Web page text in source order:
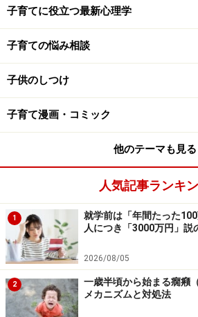
る。
アサーティブとは「自己主張」や
とするというイメージがあるかもし
「勇気を出して一歩前に出て、自
誘いを断りたいけど……「
たへ
この記事のタイトルが目にとまった
人が多いかもしれませんね。日本人
多く、また男性より女性に「非主
ています。誘いを断ることができず
する。これは、相手の気持ちを優先
子育てに役立つ最新心理学
子育ての悩み相談
子供のしつけ
子育て漫画・コミック
他のテーマも見る
人気記事ランキ
1
就学前は「年間たった
人につき「3000万円」説
2026/08/05
2
一歳半頃から始まる癇癪
メカニズムと対処法